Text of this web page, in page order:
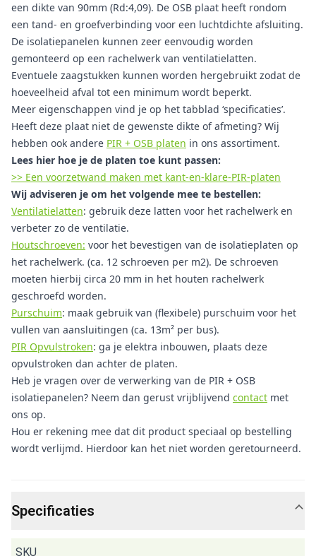
een dikte van 90mm (Rd:4,09). De OSB plaat heeft rondom
een tand- en groefverbinding voor een luchtdichte afsluiting.
De isolatiepanelen kunnen zeer eenvoudig worden
gemonteerd op een rachelwerk van ventilatielatten.
Eventuele zaagstukken kunnen worden hergebruikt zodat de
hoeveelheid afval tot een minimum wordt beperkt.
Meer eigenschappen vind je op het tabblad ‘specificaties’.
Heeft deze plaat niet de gewenste dikte of afmeting? Wij
hebben ook andere PIR + OSB platen in ons assortiment.
Lees hier hoe je de platen toe kunt passen:
>> Een voorzetwand maken met kant-en-klare-PIR-platen
Wij adviseren je om het volgende mee te bestellen:
Ventilatielatten: gebruik deze latten voor het rachelwerk en
verbeter zo de ventilatie.
Houtschroeven: voor het bevestigen van de isolatieplaten op
het rachelwerk. (ca. 12 schroeven per m2). De schroeven
moeten hierbij circa 20 mm in het houten rachelwerk
geschroefd worden.
Purschuim: maak gebruik van (flexibele) purschuim voor het
vullen van aansluitingen (ca. 13m² per bus).
PIR Opvulstroken: ga je elektra inbouwen, plaats deze
opvulstroken dan achter de platen.
Heb je vragen over de verwerking van de PIR + OSB
isolatiepanelen? Neem dan gerust vrijblijvend contact met
ons op.
Hou er rekening mee dat dit product speciaal op bestelling
wordt verlijmd. Hierdoor kan het niet worden geretourneerd.
Specificaties
SKU